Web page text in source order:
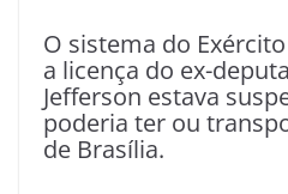
O sistema do
a licença do ex-
Jefferson estava
poderia ter ou
de Brasília.